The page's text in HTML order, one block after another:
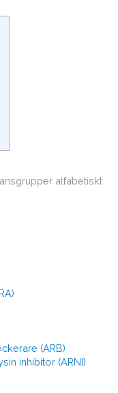
alfabetiskt
(ARB)
inhibitor (ARNI)